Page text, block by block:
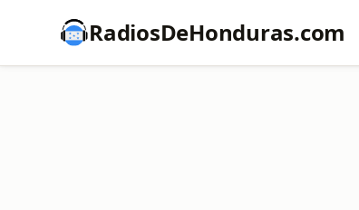
RadiosDeHonduras.com